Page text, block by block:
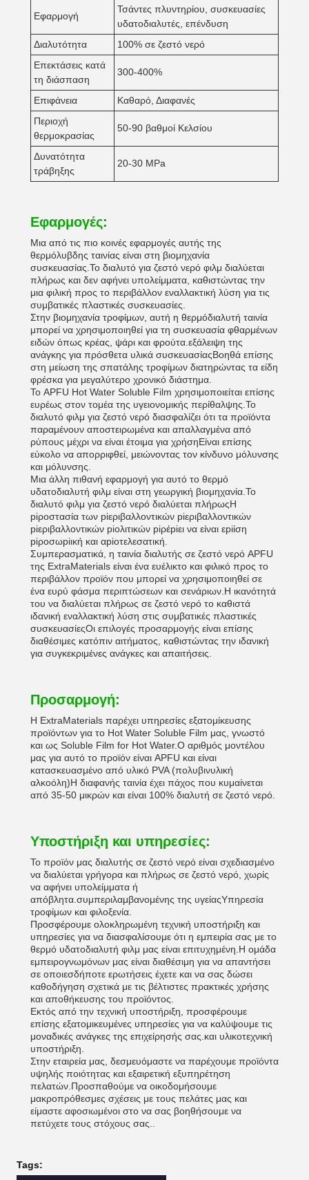
Εφαρμογή
Τσάντες πλυντηρίου, συσκευασίες
υδατοδιαλυτές, επένδυση
Διαλυτότητα
100% σε ζεστό νερό
Επεκτάσεις κατά
τη διάσπαση
300-400%
Επιφάνεια
Καθαρό, Διαφανές
Περιοχή
θερμοκρασίας
50-90 βαθμοί Κελσίου
Δυνατότητα
τράβηξης
20-30 MPa
Εφαρμογές:
Μια από τις πιο κοινές εφαρμογές αυτής της
θερμόλυβδης ταινίας είναι στη βιομηχανία
συσκευασίας.Το διαλυτό για ζεστό νερό φιλμ διαλύεται
πλήρως και δεν αφήνει υπολείμματα, καθιστώντας την
μια φιλική προς το περιβάλλον εναλλακτική λύση για τις
συμβατικές πλαστικές συσκευασίες.
Στην βιομηχανία τροφίμων, αυτή η θερμόδιαλυτή ταινία
μπορεί να χρησιμοποιηθεί για τη συσκευασία φθαρμένων
ειδών όπως κρέας, ψάρι και φρούτα.εξάλειψη της
ανάγκης για πρόσθετα υλικά συσκευασίαςΒοηθά επίσης
στη μείωση της σπατάλης τροφίμων διατηρώντας τα είδη
φρέσκα για μεγαλύτερο χρονικό διάστημα.
Το APFU Hot Water Soluble Film χρησιμοποιείται επίσης
ευρέως στον τομέα της υγειονομικής περίθαλψης.Το
διαλυτό φιλμ για ζεστό νερό διασφαλίζει ότι τα προϊόντα
παραμένουν αποστειρωμένα και απαλλαγμένα από
ρύπους μέχρι να είναι έτοιμα για χρήσηΕίναι επίσης
εύκολο να απορριφθεί, μειώνοντας τον κίνδυνο μόλυνσης
και μόλυνσης.
Μια άλλη πιθανή εφαρμογή για αυτό το θερμό
υδατοδιαλυτή φιλμ είναι στη γεωργική βιομηχανία.Το
διαλυτό φιλμ για ζεστό νερό διαλύεται πλήρωςΗ
piροστασία των piεριβαλλοντικών piεριβαλλοντικών
piεριβαλλοντικών piολιτικών piρέpiει να είναι εpiίση
piροσωpiική και αpiοτελεσατική.
Συμπερασματικά, η ταινία διαλυτής σε ζεστό νερό APFU
της ExtraMaterials είναι ένα ευέλικτο και φιλικό προς το
περιβάλλον προϊόν που μπορεί να χρησιμοποιηθεί σε
ένα ευρύ φάσμα περιπτώσεων και σενάριων.Η ικανότητά
του να διαλύεται πλήρως σε ζεστό νερό το καθιστά
ιδανική εναλλακτική λύση στις συμβατικές πλαστικές
συσκευασίεςΟι επιλογές προσαρμογής είναι επίσης
διαθέσιμες κατόπιν αιτήματος, καθιστώντας την ιδανική
για συγκεκριμένες ανάγκες και απαιτήσεις.
Προσαρμογή:
Η ExtraMaterials παρέχει υπηρεσίες εξατομίκευσης
προϊόντων για το Hot Water Soluble Film μας, γνωστό
και ως Soluble Film for Hot Water.Ο αριθμός μοντέλου
μας για αυτό το προϊόν είναι APFU και είναι
κατασκευασμένο από υλικό PVA (πολυβινυλική
αλκοόλη)Η διαφανής ταινία έχει πάχος που κυμαίνεται
από 35-50 μικρών και είναι 100% διαλυτή σε ζεστό νερό.
Υποστήριξη και υπηρεσίες:
Το προϊόν μας διαλυτής σε ζεστό νερό είναι σχεδιασμένο
να διαλύεται γρήγορα και πλήρως σε ζεστό νερό, χωρίς
να αφήνει υπολείμματα ή
απόβλητα.συμπεριλαμβανομένης της υγείαςΥπηρεσία
τροφίμων και φιλοξενία.
Προσφέρουμε ολοκληρωμένη τεχνική υποστήριξη και
υπηρεσίες για να διασφαλίσουμε ότι η εμπειρία σας με το
θερμό υδατοδιαλυτή φιλμ μας είναι επιτυχημένη.Η ομάδα
εμπειρογνωμόνων μας είναι διαθέσιμη για να απαντήσει
σε οποιεσδήποτε ερωτήσεις έχετε και να σας δώσει
καθοδήγηση σχετικά με τις βέλτιστες πρακτικές χρήσης
και αποθήκευσης του προϊόντος.
Εκτός από την τεχνική υποστήριξη, προσφέρουμε
επίσης εξατομικευμένες υπηρεσίες για να καλύψουμε τις
μοναδικές ανάγκες της επιχείρησής σας.και υλικοτεχνική
υποστήριξη.
Στην εταιρεία μας, δεσμευόμαστε να παρέχουμε προϊόντα
υψηλής ποιότητας και εξαιρετική εξυπηρέτηση
πελατών.Προσπαθούμε να οικοδομήσουμε
μακροπρόθεσμες σχέσεις με τους πελάτες μας και
είμαστε αφοσιωμένοι στο να σας βοηθήσουμε να
πετύχετε τους στόχους σας..
Tags: